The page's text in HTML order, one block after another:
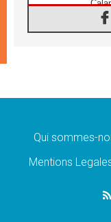
une
Le
Qui sommes-
Mentions